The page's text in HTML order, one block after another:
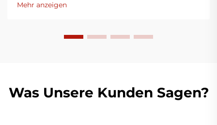
Mehr anzeigen
Was Unsere Kunden Sagen?